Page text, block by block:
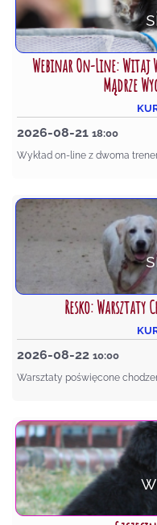
Webinar On-Line: Witaj
Mądrze
2026-08-21 18:00
Wykład on-line z dwoma
Resko: Warsztaty
2026-08-22 10:00
Warsztaty poświęcone